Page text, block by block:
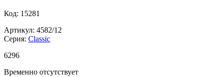
Код: 15281
Артикул: 4582/12
Серия: Classic
6296
Временно отсутствует